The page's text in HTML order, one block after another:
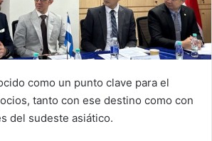
como un punto clave para el
tanto con ese destino como con
del sudeste asiático.